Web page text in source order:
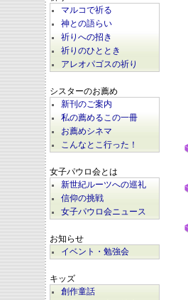
マルコで祈る
神との語らい
祈りへの招き
祈りのひととき
アレオパゴスの祈り
シスターのお薦め
新刊のご案内
私の薦めるこの一冊
お薦めシネマ
こんなとこ行った！
女子パウロ会とは
新世紀ルーツへの巡礼
信仰の挑戦
女子パウロ会ニュース
お知らせ
イベント・勉強会
キッズ
創作童話